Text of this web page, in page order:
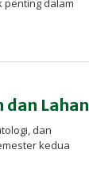
penting dalam
Lahan
dan
kedua